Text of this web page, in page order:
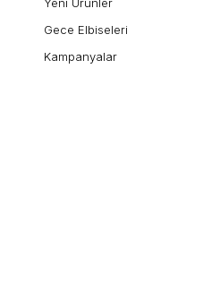
Gece Elbiseleri
Kampanyalar